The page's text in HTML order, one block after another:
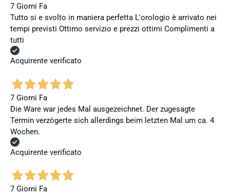
7 Giorni Fa
Tutto si e svolto in maniera perfetta L'orologio è arrivato nei
tempi previsti Ottimo servizio e prezzi ottimi Complimenti a
tutti
Acquirente verificato
7 Giorni Fa
Die Ware war jedes Mal ausgezeichnet. Der zugesagte
Termin verzögerte sich allerdings beim letzten Mal um ca. 4
Wochen.
Acquirente verificato
7 Giorni Fa